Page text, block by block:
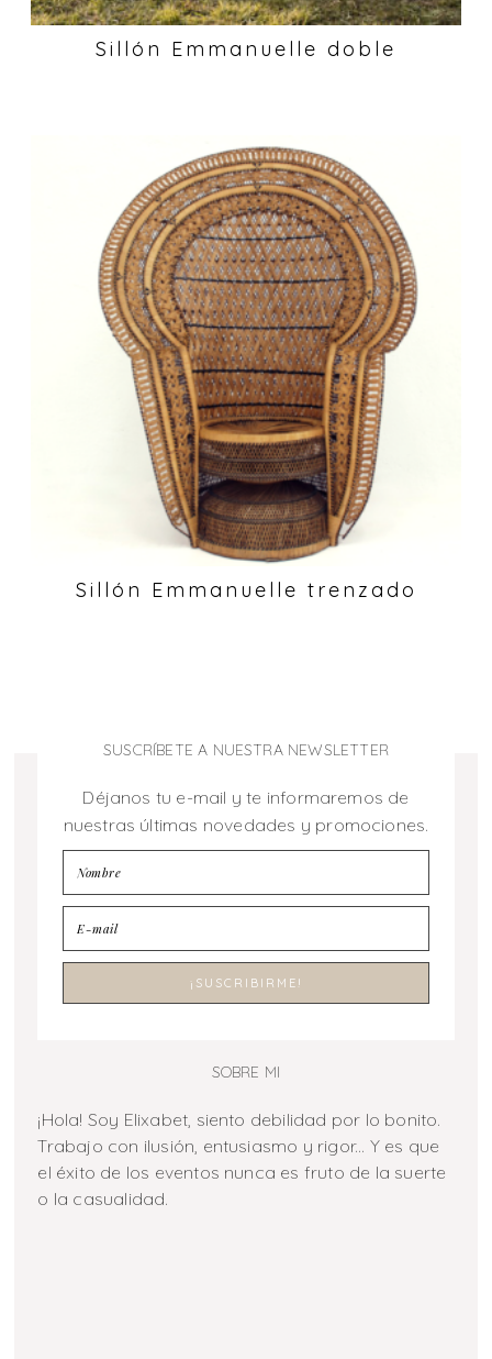
Sillón Emmanuelle doble
Sillón Emmanuelle trenzado
SUSCRÍBETE A NUESTRA NEWSLETTER
Déjanos tu e-mail y te informaremos de
nuestras últimas novedades y promociones.
SOBRE MI
¡Hola! Soy Elixabet, siento debilidad por lo bonito.
Trabajo con ilusión, entusiasmo y rigor... Y es que
el éxito de los eventos nunca es fruto de la suerte
o la casualidad.